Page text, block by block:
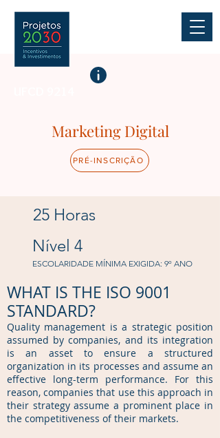
Marketing Digital
PRÉ-INSCRIÇÃO
25 Horas
Nível 4
ESCOLARIDADE MÍNIMA EXIGIDA: 9º ANO
WHAT IS THE ISO 9001
STANDARD?
Quality management is a strategic position
assumed by companies, and its integration
is an asset to ensure a structured
organization in its processes and assume an
effective long-term performance. For this
reason, companies that use this approach in
their strategy assume a prominent place in
the competitiveness of their markets.